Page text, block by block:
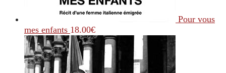
Pour vous
mes enfants 18.00€